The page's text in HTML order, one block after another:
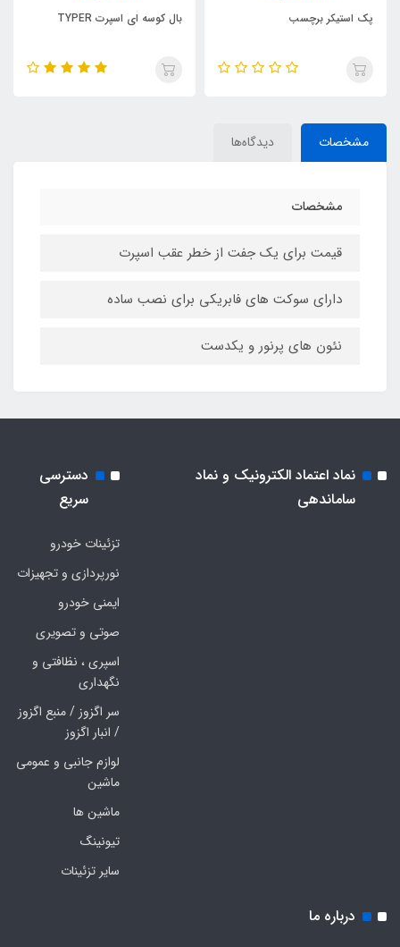
بال کوسه ای اسپرت TYPER
قلاب آویز ژله ای پشت صندلی
مشخصات دیدگاه‌ها
مشخصات
قیمت برای یک جفت از خطر عقب اسپرت
دارای سوکت های فابریکی برای نصب ساده
نئون های پرنور و یکدست
نماد اعتماد الکترونیک و نماد
ساماندهی
دسترسی
سریع
تزئینات خودرو
نورپردازی و تجهیزات
ایمنی خودرو
صوتی و تصویری
اسپری ، نظافتی و
نگهداری
سر اگزوز / منبع اگزوز
/ انبار اگزوز
لوازم جانبی و عمومی
ماشین
ماشین ها
تیونینگ
سایر تزئینات
درباره ما